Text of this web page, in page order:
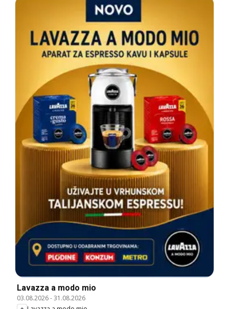
Lavazza a modo mio
03.08.2026-31.08.2026